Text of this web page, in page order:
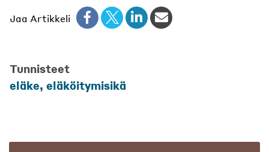
Jaa Artikkeli
Tunnisteet
eläke, eläköitymisikä